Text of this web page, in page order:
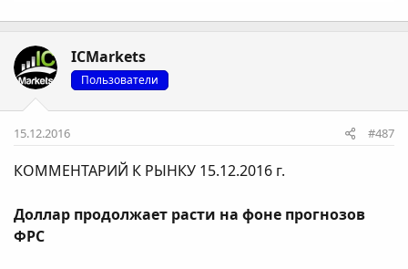
ICMarkets
Пользователи
15.12.2016 #487
КОММЕНТАРИЙ К РЫНКУ 15.12.2016 г.
Доллар продолжает расти на фоне прогнозов
ФРС